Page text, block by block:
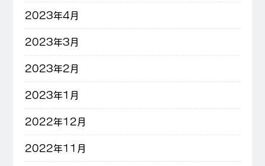
2023年4月
2023年3月
2023年2月
2023年1月
2022年12月
2022年11月